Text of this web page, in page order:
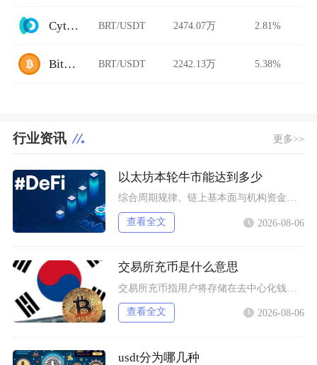
Cytoswap BRT/USDT 2474.07万 2.81%
BitFlip BRT/USDT 2242.13万 5.38%
行业资讯 更多>>
以太坊本轮牛市能达到多少
综合周期规律、链上基本面与机构资金预期，以太坊本轮牛市基准冲顶区间在8000至12000美
查看全文 2026-08-06
交易所充币是什么意思
查看全文 2026-08-06
usdt分为哪几种